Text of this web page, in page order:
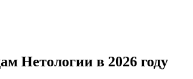
Нетологии в 2026 году